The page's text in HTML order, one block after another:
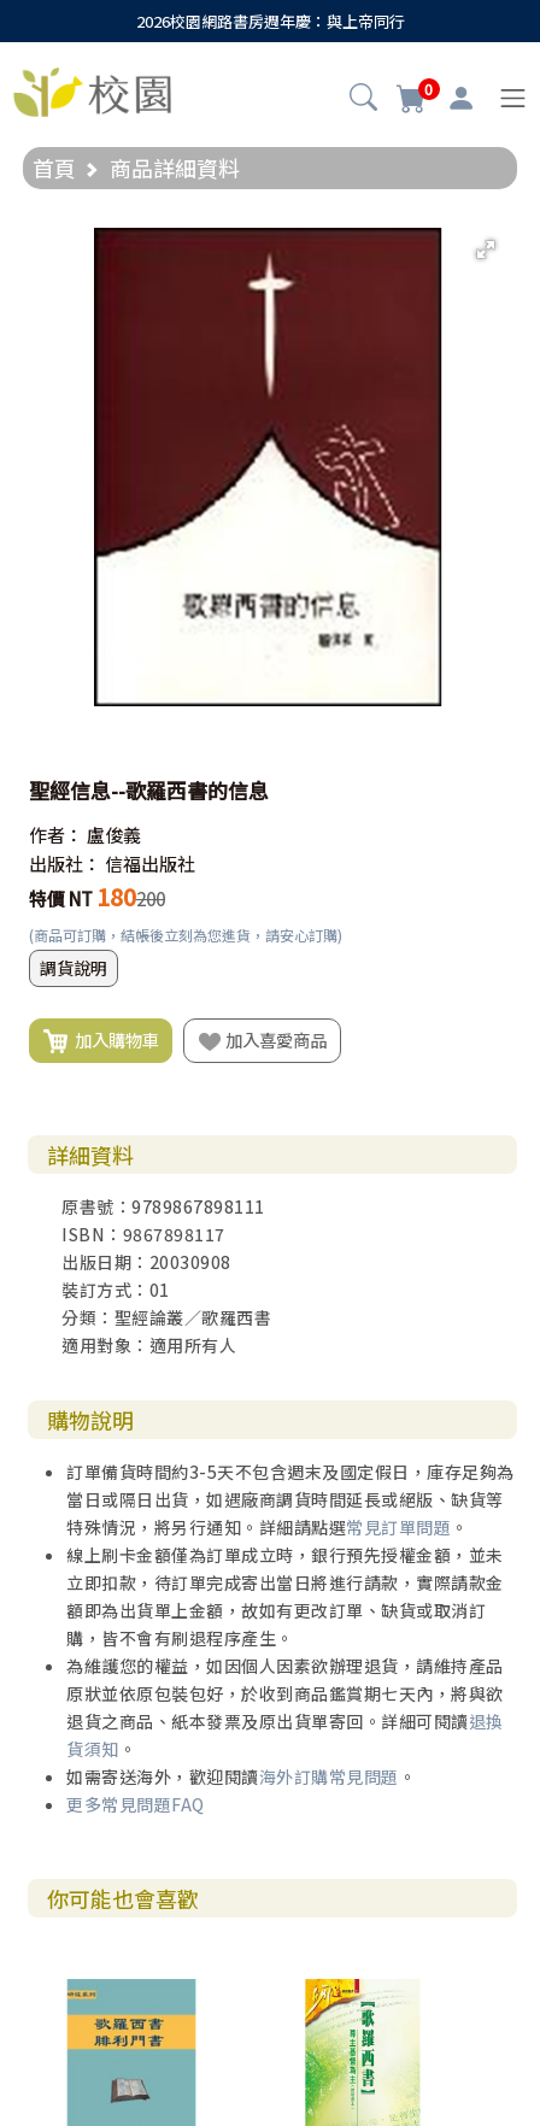
2026校園網路書房週年慶：與上帝同行
0
首頁 商品詳細資料
聖經信息--歌羅西書的信息
作者： 盧俊義
出版社： 信福出版社
特價 NT 180200
(商品可訂購，結帳後立刻為您進貨，請安心訂購)
調貨說明
加入購物車 加入喜愛商品
詳細資料
原書號：9789867898111
ISBN：9867898117
出版日期：20030908
裝訂方式：01
分類：聖經論叢／歌羅西書
適用對象：適用所有人
購物說明
訂單備貨時間約3-5天不包含週末及國定假日，庫存足夠為
當日或隔日出貨，如遇廠商調貨時間延長或絕版、缺貨等
特殊情況，將另行通知。詳細請點選常見訂單問題 。
線上刷卡金額僅為訂單成立時，銀行預先授權金額，並未
立即扣款，待訂單完成寄出當日將進行請款，實際請款金
額即為出貨單上金額，故如有更改訂單、缺貨或取消訂
購，皆不會有刷退程序產生。
為維護您的權益，如因個人因素欲辦理退貨，請維持產品
原狀並依原包裝包好，於收到商品鑑賞期七天內，將與欲
退貨之商品、紙本發票及原出貨單寄回。詳細可閱讀退換
貨須知 。
如需寄送海外，歡迎閱讀海外訂購常見問題 。
更多常見問題FAQ
你可能也會喜歡